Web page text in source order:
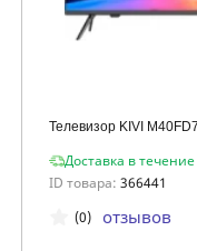
Телевизор KIVI
Доставка в
ID товара: 366441
(0) отзывов